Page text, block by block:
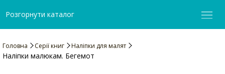
Розгорнути каталог
Головна Серії книг Наліпки для малят
Наліпки малюкам. Бегемот